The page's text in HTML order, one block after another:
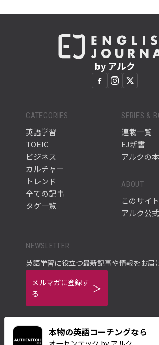
本物の英語コーチングなら
by アルク
CATEGORIES
英語学習
TOEIC
ビジネス
カルチャー
トレンド
全ての記事
タグ一覧
SERIES &
連載一覧
EJ新書
アルクの本
ABOUT
このサイ
アルク公
NEWSLETTER
英語学習に役立つ最新記事や情報をお届
メルマガに登録す
る